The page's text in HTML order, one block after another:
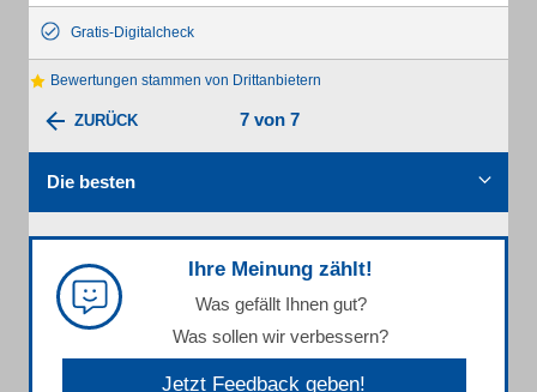
Gratis-Digitalcheck
Bewertungen stammen von Drittanbietern
ZURÜCK 7 von 7
Die besten
Ihre Meinung zählt!
Was gefällt Ihnen gut?
Was sollen wir verbessern?
Jetzt Feedback geben!